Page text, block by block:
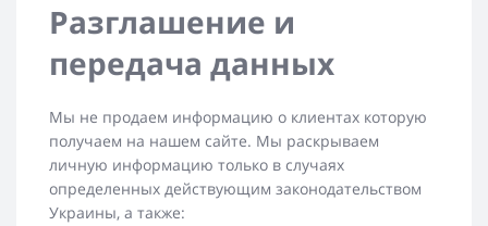
Разглашение и
передача данных
Мы не продаем информацию о клиентах которую
получаем на нашем сайте. Мы раскрываем
личную информацию только в случаях
определенных действующим законодательством
Украины, а также: